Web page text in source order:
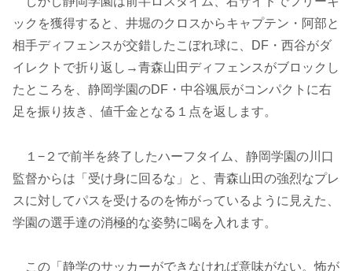
ックを獲得すると、井堀のクロスからキャプテン・阿部と
相手ディフェンスが交錯したこぼれ球に、DF・西谷がダ
イレクトで折り返し→青森山田ディフェンスがブロックし
たところを、静岡学園のDF・中谷颯辰がコンパクトに右
足を振り抜き、値千金となる１点を返します。
１−２で前半を終了したハーフタイム、静岡学園の川口
監督からは「受け身に回るな」と、青森山田の強烈なプレ
スに対してパスを受けるのを怖がっているように見えた、
学園の選手達の消極的な姿勢に喝を入れます。
この「静学のサッカーができなければ意味がない。怖が